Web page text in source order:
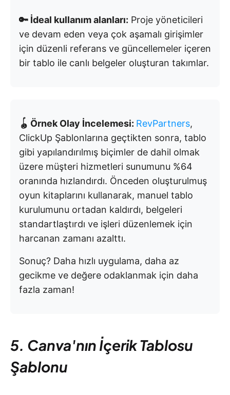
🔑 İdeal kullanım alanları: Proje yöneticileri
ve devam eden veya çok aşamalı girişimler
için düzenli referans ve güncellemeler içeren
bir tablo ile canlı belgeler oluşturan takımlar.
🪀 Örnek Olay İncelemesi: RevPartners,
ClickUp Şablonlarına geçtikten sonra, tablo
gibi yapılandırılmış biçimler de dahil olmak
üzere müşteri hizmetleri sunumunu %64
oranında hızlandırdı. Önceden oluşturulmuş
oyun kitaplarını kullanarak, manuel tablo
kurulumunu ortadan kaldırdı, belgeleri
standartlaştırdı ve işleri düzenlemek için
harcanan zamanı azalttı.
Sonuç? Daha hızlı uygulama, daha az
gecikme ve değere odaklanmak için daha
fazla zaman!
5. Canva'nın İçerik Tablosu
Şablonu